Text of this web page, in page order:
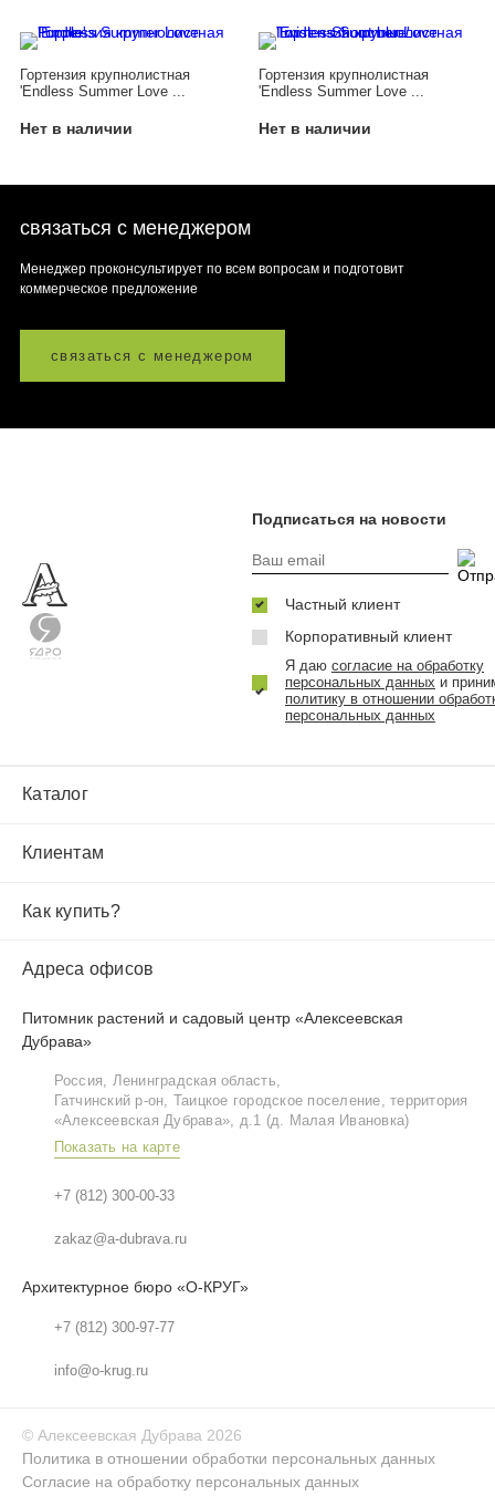
Гортензия крупнолистная
'Endless Summer Love ...
Нет в наличии
Гортензия крупнолистная
'Endless Summer Love ...
Нет в наличии
связаться с менеджером
Менеджер проконсультирует по всем вопросам и подготовит
коммерческое предложение
связаться с менеджером
Каталог
Клиентам
Как купить?
Адреса офисов
Питомник растений и садовый центр «Алексеевская
Дубрава»
Россия, Ленинградская область,
Гатчинский р‑он, Таицкое городское поселение, территория
«Алексеевская Дубрава», д.1 (д. Малая Ивановка)
Показать на карте
+7 (812) 300-00-33
zakaz@a-dubrava.ru
Архитектурное бюро «О-КРУГ»
+7 (812) 300-97-77
info@o-krug.ru
Подписаться на новости
Частный клиент
Корпоративный клиент
Я даю согласие на обработку
персональных данных и
политику в отношении
персональных данных
© Алексеевская Дубрава 2026
Политика в отношении обработки персональных данных
Согласие на обработку персональных данных